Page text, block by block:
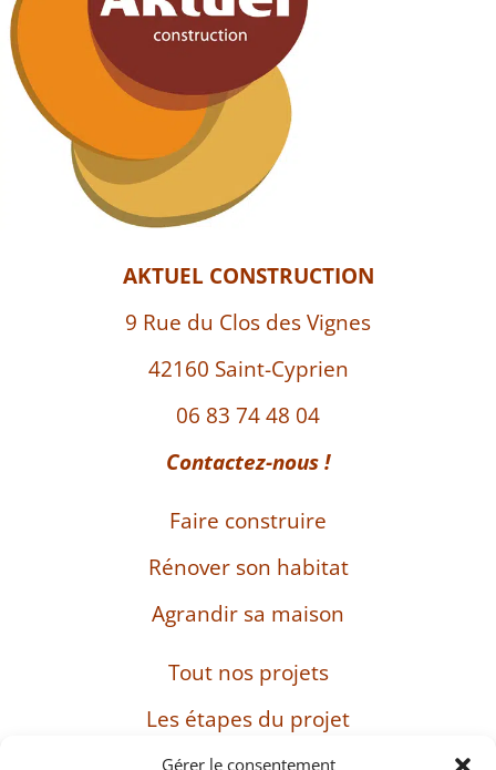
Gérer le consentement
AKTUEL CONSTRUCTION
9 Rue du Clos des Vignes
42160 Saint-Cyprien
06 83 74 48 04
Contactez-nous !
Faire construire
Rénover son habitat
Agrandir sa maison
Tout nos projets
Les étapes du projet